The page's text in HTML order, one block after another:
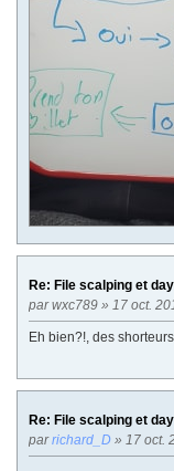
Re: File scalping et
parwxc789 » 17 oct.
Eh bien?!, des
Re: File scalping et
parrichard_D » 17 oct.